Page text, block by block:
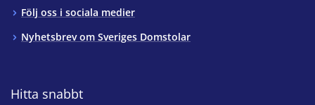
Följ oss i sociala medier
Nyhetsbrev om Sveriges Domstolar
Hitta snabbt